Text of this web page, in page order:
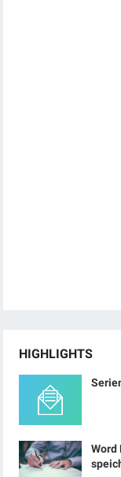
HIGHLIGHTS
Word